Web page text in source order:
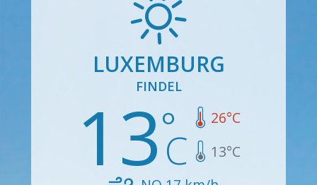
LUXEMBURG
FINDEL
13 26°C
13°C